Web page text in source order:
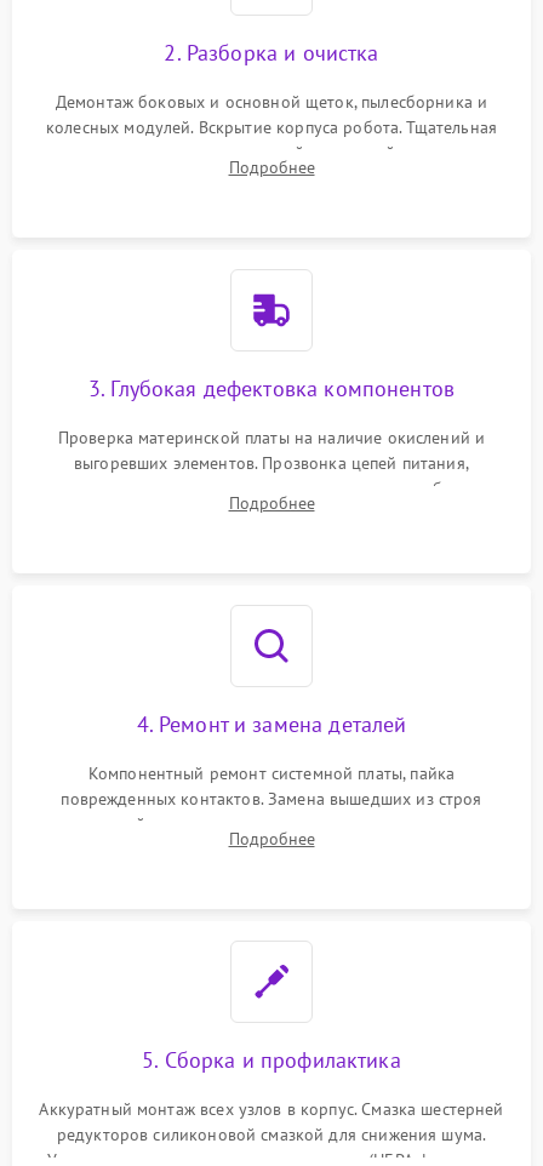
2. Разборка и очистка
Демонтаж боковых и основной щеток, пылесборника и
колесных модулей. Вскрытие корпуса робота. Тщательная
очистка внутренних полостей, шестерней и плат от
скопившейся пыли, волос и шерсти животных с
Подробнее
3. Глубокая дефектовка компонентов
Проверка материнской платы на наличие окислений и
выгоревших элементов. Прозвонка цепей питания,
тестирование приводных моторов колес и турбины
всасывания. Оценка состояния оптических и инфракрасных
Подробнее
4. Ремонт и замена деталей
Компонентный ремонт системной платы, пайка
поврежденных контактов. Замена вышедших из строя
двигателей, изношенного аккумулятора, неисправного
лидара или помпы подачи воды. Восстановление шлейфов и
Подробнее
5. Сборка и профилактика
Аккуратный монтаж всех узлов в корпус. Смазка шестерней
редукторов силиконовой смазкой для снижения шума.
Установка новых расходных материалов (HEPA-фильтров,